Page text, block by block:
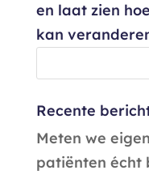
en laat zien
kan
Recente
Meten we
patiënten écht